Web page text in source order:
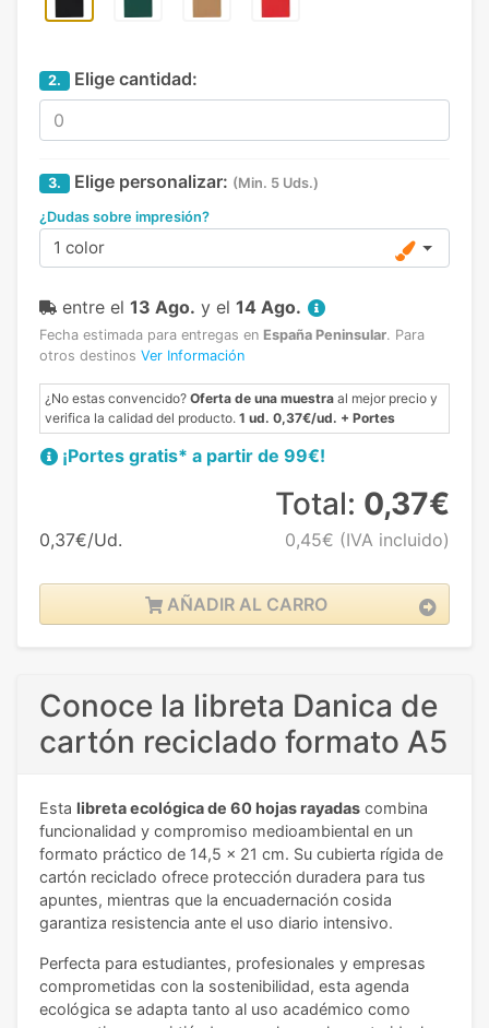
2. Elige cantidad:
3. Elige personalizar: (Min. 5 Uds.)
¿Dudas sobre impresión?
1 color
entre el 13 Ago. y el 14 Ago.
Fecha estimada para entregas en España Peninsular. Para
otros destinos Ver Información
¿No estas convencido? Oferta de una muestra al mejor precio y
verifica la calidad del producto. 1 ud. 0,37€/ud. + Portes
¡Portes gratis* a partir de 99€!
0,37€/Ud.
Total: 0,37€
0,45€ (IVA incluido)
AÑADIR AL CARRO
Conoce la libreta Danica de
cartón reciclado formato A5
Esta libreta ecológica de 60 hojas rayadas combina
funcionalidad y compromiso medioambiental en un
formato práctico de 14,5 x 21 cm. Su cubierta rígida de
cartón reciclado ofrece protección duradera para tus
apuntes, mientras que la encuadernación cosida
garantiza resistencia ante el uso diario intensivo.
Perfecta para estudiantes, profesionales y empresas
comprometidas con la sostenibilidad, esta agenda
ecológica se adapta tanto al uso académico como